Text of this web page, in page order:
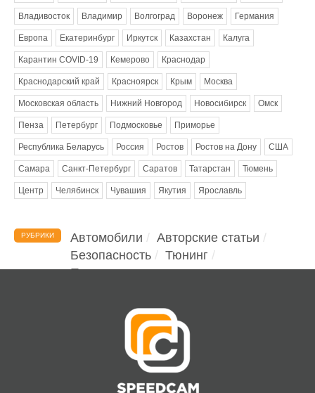
Владивосток Владимир Волгоград Воронеж Германия
Европа Екатеринбург Иркутск Казахстан Калуга
Карантин COVID-19 Кемерово Краснодар
Краснодарский край Красноярск Крым Москва
Московская область Нижний Новгород Новосибирск Омск
Пенза Петербург Подмосковье Приморье
Республика Беларусь Россия Ростов Ростов на Дону США
Самара Санкт-Петербург Саратов Татарстан Тюмень
Центр Челябинск Чувашия Якутия Ярославль
РУБРИКИ Автомобили
Авторские статьи
Безопасность
Тюнинг
Помощь водителю